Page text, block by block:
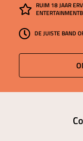
RUIM 18 JAAR
DE JUISTE BAND